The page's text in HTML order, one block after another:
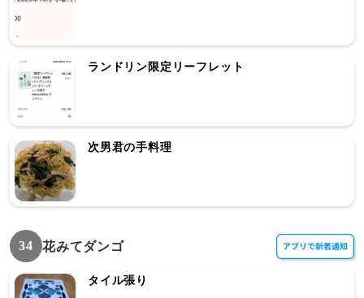
ランドリン限定リーフレット
次男君の手料理
34 花みてダンゴ
タイル張り